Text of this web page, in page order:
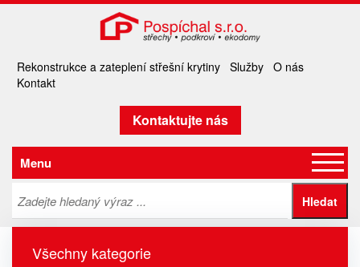
Rekonstrukce a zateplení střešní krytiny Služby O nás
Kontakt
Kontaktujte nás
Menu
Všechny kategorie